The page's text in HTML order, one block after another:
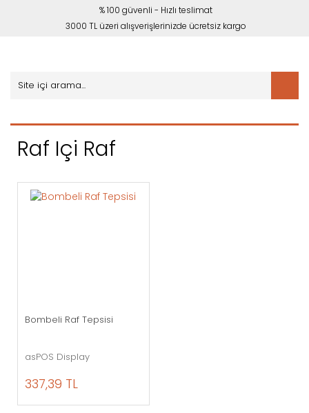
% 100 güvenli - Hızlı teslimat
3000 TL üzeri alışverişlerinizde ücretsiz kargo
Raf Içi Raf
Bombeli Raf Tepsisi
asPOS Display
337,39 TL